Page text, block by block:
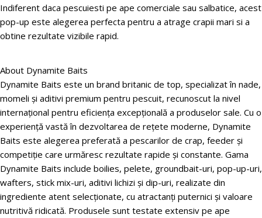
Indiferent daca pescuiesti pe ape comerciale sau salbatice, acest
pop-up este alegerea perfecta pentru a atrage crapii mari si a
obtine rezultate vizibile rapid.
About Dynamite Baits
Dynamite Baits este un brand britanic de top, specializat în nade,
momeli și aditivi premium pentru pescuit, recunoscut la nivel
internațional pentru eficiența excepțională a produselor sale. Cu o
experiență vastă în dezvoltarea de rețete moderne, Dynamite
Baits este alegerea preferată a pescarilor de crap, feeder și
competiție care urmăresc rezultate rapide și constante. Gama
Dynamite Baits include boilies, pelete, groundbait-uri, pop-up-uri,
wafters, stick mix-uri, aditivi lichizi și dip-uri, realizate din
ingrediente atent selecționate, cu atractanți puternici și valoare
nutritivă ridicată. Produsele sunt testate extensiv pe ape